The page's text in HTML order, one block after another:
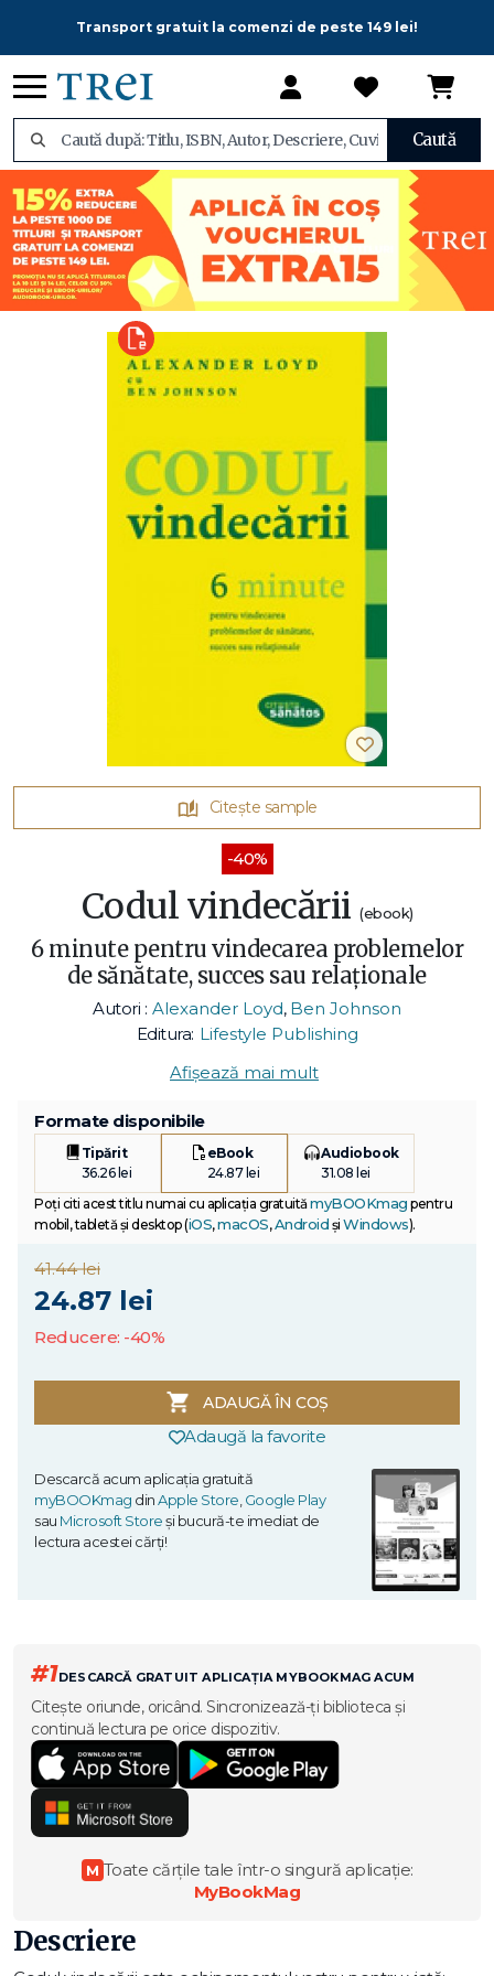
Transport gratuit la comenzi de peste 149 lei!
Caută
Citește sample
-40%
Codul vindecării (ebook)
6 minute pentru vindecarea problemelor
de sănătate, succes sau relaţionale
Autori : Alexander Loyd, Ben Johnson
Editura: Lifestyle Publishing
Afișează mai mult
Formate disponibile
Tipărit
36.26 lei
eBook
24.87 lei
Audiobook
31.08 lei
Poți citi acest titlu numai cu aplicația gratuitămyBOOKmag pentru
mobil, tabletă și desktop (iOS,macOS,Android și Windows).
41.44 lei
24.87 lei
Reducere: -40%
ADAUGĂ ÎN COȘ
Adaugă la favorite
Descarcă acum aplicația gratuită
myBOOKmag dinApple Store,Google Play
sau Microsoft Storeși bucură-te imediat de
lectura acestei cărți!
#1DESCARCĂ GRATUIT APLICAȚIA MYBOOKMAG ACUM
Citește oriunde, oricând. Sincronizează-ți biblioteca și
continuă lectura pe orice dispozitiv.
M Toate cărțile tale într-o singură aplicație:
MyBookMag
Descriere